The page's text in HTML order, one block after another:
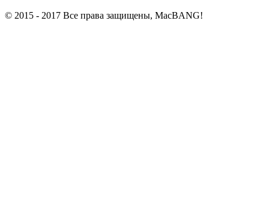
© 2015 - 2017 Все права защищены, MacBANG!